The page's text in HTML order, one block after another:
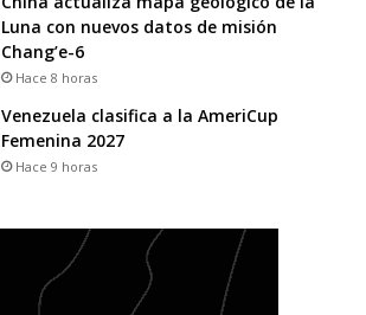
Luna con nuevos datos de misión
Chang’e-6
Hace 8 horas
Venezuela clasifica a la AmeriCup
Femenina 2027
Hace 9 horas